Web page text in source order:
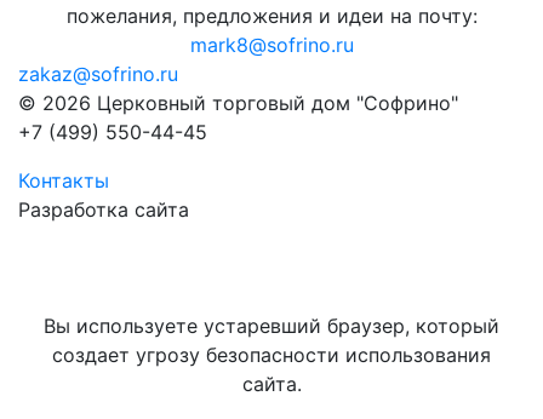
пожелания, предложения и идеи на почту:
mark8@sofrino.ru
zakaz@sofrino.ru
© 2026 Церковный торговый дом "Софрино"
+7 (499) 550-44-45
Контакты
Разработка сайта
Вы используете устаревший браузер, который
создает угрозу безопасности использования
сайта.